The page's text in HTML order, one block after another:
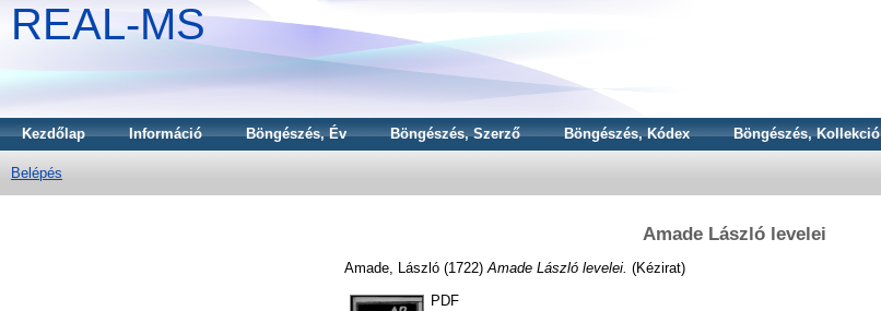
REAL-MS
Kezdőlap Információ Böngészés, Év Böngészés, Szerző Böngészés, Kódex Böngészés, Kollekció
Belépés
Amade László levelei
Amade, László (1722) Amade László levelei. (Kézirat)
PDF